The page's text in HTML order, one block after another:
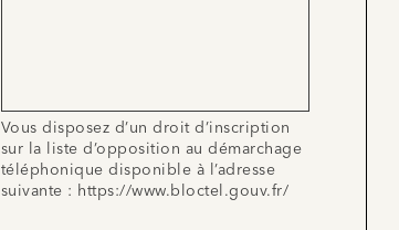
Vous disposez d’un droit d’inscription
sur la liste d’opposition au démarchage
téléphonique disponible à l’adresse
suivante : https://www.bloctel.gouv.fr/